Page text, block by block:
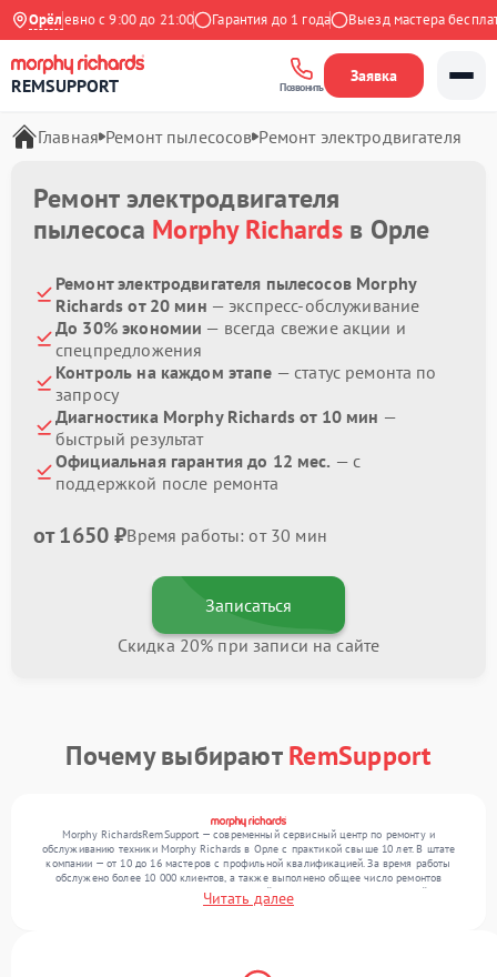
Орёл
Ежедневно с 9:00 до 21:00 Гарантия до 1 года Выезд мастера
REMSUPPORT Позвонить
Заявка
Главная Ремонт пылесосов Ремонт электродвигателя
Ремонт электродвигателя
пылесоса Morphy Richardsв Орле
Ремонт электродвигателя пылесосов Morphy
Richards от 20 мин — экспресс-обслуживание
До 30% экономии — всегда свежие акции и
спецпредложения
Контроль на каждом этапе — статус ремонта по
запросу
Диагностика Morphy Richards от 10 мин —
быстрый результат
Официальная гарантия до 12 мес. — с
поддержкой после ремонта
от 1650 ₽Время работы: от 30 мин
Записаться
Скидка 20% при записи на сайте
Почему выбираютRemSupport
Morphy RichardsRemSupport — современный сервисный центр по ремонту и
обслуживанию техники Morphy Richards в Орле с практикой свыше 10 лет. В штате
компании — от 10 до 16 мастеров с профильной квалификацией. За время работы
обслужено более 10 000 клиентов, а также выполнено общее число ремонтов
превысило 12 000. Ежемесячно в сервисный центр поступает от 300 устройств,
включая , , . Мы устраняем поломки любой сложности и поддерживаем высокий
Читать далее